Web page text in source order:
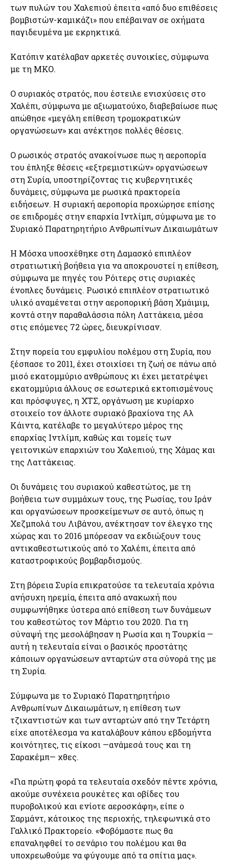
των πυλών του Χαλεπιού έπειτα «από δυο επιθέσεις
βομβιστών-καμικάζι» που επέβαιναν σε οχήματα
παγιδευμένα με εκρηκτικά.
Κατόπιν κατέλαβαν αρκετές συνοικίες, σύμφωνα
με τη ΜΚΟ.
Ο συριακός στρατός, που έστειλε ενισχύσεις στο
Χαλέπι, σύμφωνα με αξιωματούχο, διαβεβαίωσε πως
απώθησε «μεγάλη επίθεση τρομοκρατικών
οργανώσεων» και ανέκτησε πολλές θέσεις.
Ο ρωσικός στρατός ανακοίνωσε πως η αεροπορία
του έπληξε θέσεις «εξτρεμιστικών» οργανώσεων
στη Συρία, υποστηρίζοντας τις κυβερνητικές
δυνάμεις, σύμφωνα με ρωσικά πρακτορεία
ειδήσεων. Η συριακή αεροπορία προχώρησε επίσης
σε επιδρομές στην επαρχία Ιντλίμπ, σύμφωνα με το
Συριακό Παρατηρητήριο Ανθρωπίνων Δικαιωμάτων
Η Μόσχα υποσχέθηκε στη Δαμασκό επιπλέον
στρατιωτική βοήθεια για να αποκρουστεί η επίθεση,
σύμφωνα με πηγές του Ρόιτερς στις συριακές
ένοπλες δυνάμεις. Ρωσικό επιπλέον στρατιωτικό
υλικό αναμένεται στην αεροπορική βάση Χμάιμιμ,
κοντά στην παραθαλάσσια πόλη Λαττάκεια, μέσα
στις επόμενες 72 ώρες, διευκρίνισαν.
Στην πορεία του εμφυλίου πολέμου στη Συρία, που
ξέσπασε το 2011, έχει στοιχίσει τη ζωή σε πάνω από
μισό εκατομμύριο ανθρώπους κι έχει μετατρέψει
εκατομμύρια άλλους σε εσωτερικά εκτοπισμένους
και πρόσφυγες, η ΧΤΣ, οργάνωση με κυρίαρχο
στοιχείο τον άλλοτε συριακό βραχίονα της Αλ
Κάιντα, κατέλαβε το μεγαλύτερο μέρος της
επαρχίας Ιντλίμπ, καθώς και τομείς των
γειτονικών επαρχιών του Χαλεπιού, της Χάμας και
της Λαττάκειας.
Οι δυνάμεις του συριακού καθεστώτος, με τη
βοήθεια των συμμάχων τους, της Ρωσίας, του Ιράν
και οργανώσεων προσκείμενων σε αυτό, όπως η
Χεζμπολά του Λιβάνου, ανέκτησαν τον έλεγχο της
χώρας και το 2016 μπόρεσαν να εκδιώξουν τους
αντικαθεστωτικούς από το Χαλέπι, έπειτα από
καταστροφικούς βομβαρδισμούς.
Στη βόρεια Συρία επικρατούσε τα τελευταία χρόνια
ανήσυχη ηρεμία, έπειτα από ανακωχή που
συμφωνήθηκε ύστερα από επίθεση των δυνάμεων
του καθεστώτος τον Μάρτιο του 2020. Για τη
σύναψή της μεσολάβησαν η Ρωσία και η Τουρκία —
αυτή η τελευταία είναι ο βασικός προστάτης
κάποιων οργανώσεων ανταρτών στα σύνορά της με
τη Συρία.
Σύμφωνα με το Συριακό Παρατηρητήριο
Ανθρωπίνων Δικαιωμάτων, η επίθεση των
τζιχαντιστών και των ανταρτών από την Τετάρτη
είχε αποτέλεσμα να καταλάβουν κάπου εβδομήντα
κοινότητες, τις είκοσι —ανάμεσά τους και τη
Σαρακέμπ— χθες.
«Για πρώτη φορά τα τελευταία σχεδόν πέντε χρόνια,
ακούμε συνέχεια ρουκέτες και οβίδες του
πυροβολικού και ενίοτε αεροσκάφη», είπε ο
Σαρμάντ, κάτοικος της περιοχής, τηλεφωνικά στο
Γαλλικό Πρακτορείο. «Φοβόμαστε πως θα
επαναληφθεί το σενάριο του πολέμου και θα
υποχρεωθούμε να φύγουμε από τα σπίτια μας».